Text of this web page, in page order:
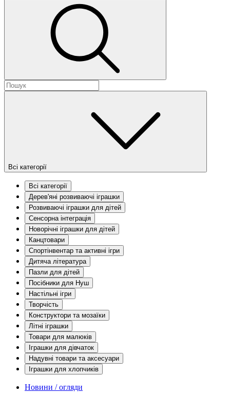
Всі категорії
Всі категорії
Дерев'яні розвиваючі іграшки
Розвиваючі іграшки для дітей
Сенсорна інтеграція
Новорічні іграшки для дітей
Канцтовари
Спортінвентар та активні ігри
Дитяча література
Пазли для дітей
Посібники для Нуш
Настільні ігри
Творчість
Конструктори та мозаїки
Літні іграшки
Товари для малюків
Іграшки для дівчаток
Надувні товари та аксесуари
Іграшки для хлопчиків
Новини / огляди